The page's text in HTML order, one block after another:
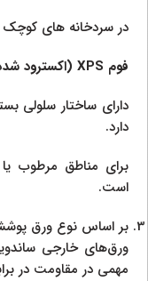
در سردخانه‌ های
فوم XPS (اکسترود شده)
دارای ساختار سلولی
دارد.
برای مناطق مرطوب
است.
بر اساس نوع ورق
ورق‌های خارجی
مهمی در مقاومت در